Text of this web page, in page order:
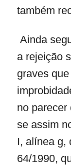
também
Ainda
a rejeição
graves
no parecer
se assim
I, alínea g,
64/1990,